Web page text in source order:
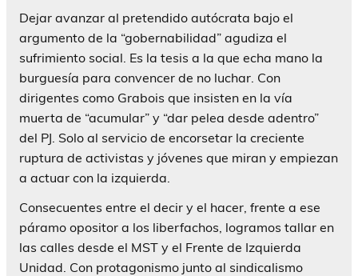
Dejar avanzar al pretendido autócrata bajo el
argumento de la “gobernabilidad” agudiza el
sufrimiento social. Es la tesis a la que echa mano la
burguesía para convencer de no luchar. Con
dirigentes como Grabois que insisten en la vía
muerta de “acumular” y “dar pelea desde adentro”
del PJ. Solo al servicio de encorsetar la creciente
ruptura de activistas y jóvenes que miran y empiezan
a actuar con la izquierda.
Consecuentes entre el decir y el hacer, frente a ese
páramo opositor a los liberfachos, logramos tallar en
las calles desde el MST y el Frente de Izquierda
Unidad. Con protagonismo junto al sindicalismo